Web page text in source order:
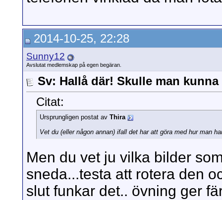
2014-10-25, 22:28
Sunny12
Avslutat medlemskap på egen begäran.
Sv: Hallå där! Skulle man
Citat:
Ursprungligen postat av Thira
Vet du (eller någon annan) ifall det har att göra med hur man
Men du vet ju vilka bilder
sneda...testa att rotera den
slut funkar det.. övning ger